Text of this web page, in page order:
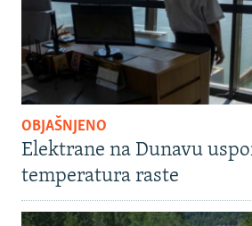
OBJAŠNJENO
Elektrane na Dunavu
temperatura raste